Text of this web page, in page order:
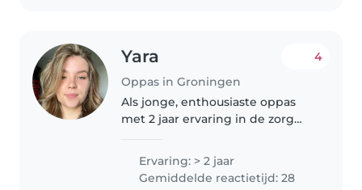
Yara
Oppas in Groningen
4
Als jonge, enthousiaste oppas
met 2 jaar ervaring in de zorg
bereid om op uw kinderen te
passen. Ik ben Nederlands en
Ervaring: > 2 jaar
Gemiddelde reactietijd: 28